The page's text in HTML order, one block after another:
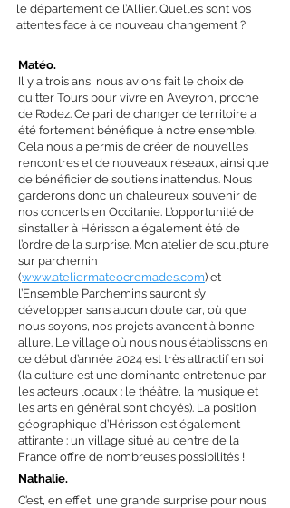
le département de l’Allier. Quelles sont vos
attentes face à ce nouveau changement ?
Matéo.
Il y a trois ans, nous avions fait le choix de
quitter Tours pour vivre en Aveyron, proche
de Rodez. Ce pari de changer de territoire a
été fortement bénéfique à notre ensemble.
Cela nous a permis de créer de nouvelles
rencontres et de nouveaux réseaux, ainsi que
de bénéficier de soutiens inattendus. Nous
garderons donc un chaleureux souvenir de
nos concerts en Occitanie. L’opportunité de
s’installer à Hérisson a également été de
l’ordre de la surprise. Mon atelier de sculpture
sur parchemin
(www.ateliermateocremades.com) et
l’Ensemble Parchemins sauront s’y
développer sans aucun doute car, où que
nous soyons, nos projets avancent à bonne
allure. Le village où nous nous établissons en
ce début d’année 2024 est très attractif en soi
(la culture est une dominante entretenue par
les acteurs locaux : le théâtre, la musique et
les arts en général sont choyés). La position
géographique d’Hérisson est également
attirante : un village situé au centre de la
France offre de nombreuses possibilités !
Nathalie.
C’est, en effet, une grande surprise pour nous